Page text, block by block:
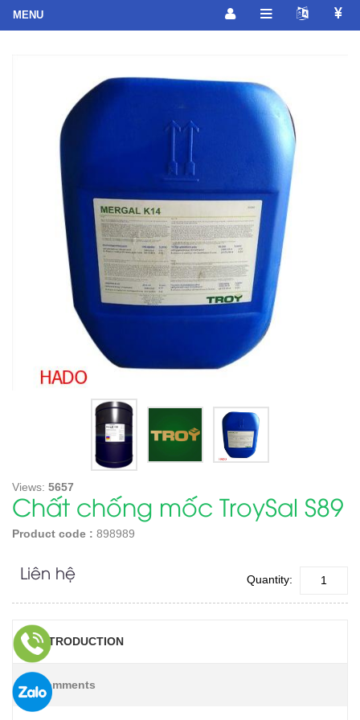
Views: 5657
Chất chống mốc TroySal S89
Product code : 898989
Liên hệ Quantity:
INTRODUCTION
Comments